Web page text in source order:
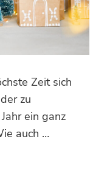
Zeit sich
zu
ein ganz
auch …